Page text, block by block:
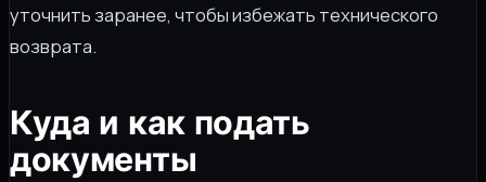
уточнить заранее, чтобы избежать технического
возврата.
Куда и как подать
документы